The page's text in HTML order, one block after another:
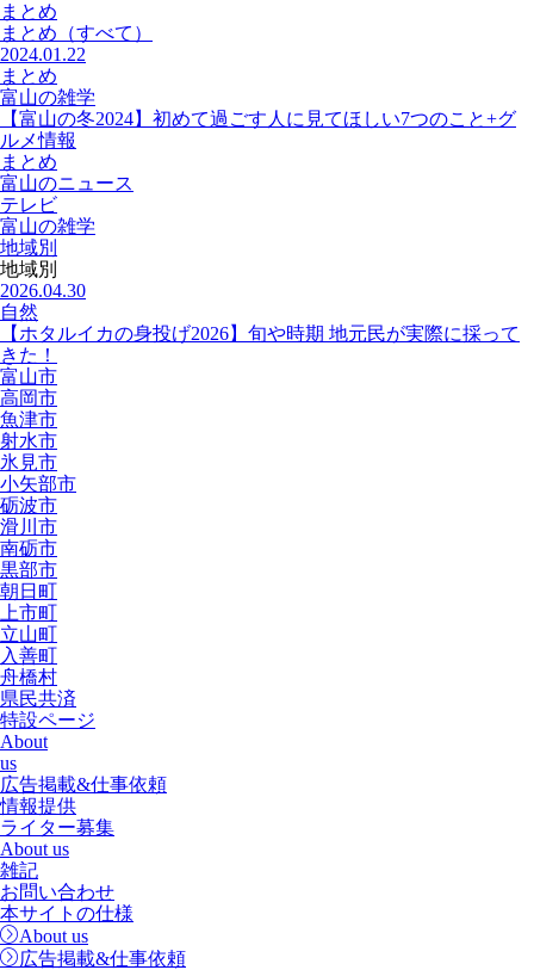
まとめ
まとめ （すべて）
2024.01.22
まとめ
富山の雑学
【富山の冬2024】初めて過ごす人に見てほしい7つのこと+グ
ルメ情報
まとめ
富山のニュース
テレビ
富山の雑学
地域別
地域別
2026.04.30
自然
【ホタルイカの身投げ2026】旬や時期 地元民が実際に採って
きた！
富山市
高岡市
魚津市
射水市
氷見市
小矢部市
砺波市
滑川市
南砺市
黒部市
朝日町
上市町
立山町
入善町
舟橋村
県民共済
特設ページ
About
us
広告掲載&仕事依頼
情報提供
ライター募集
About us
雑記
お問い合わせ
本サイトの仕様
About us
広告掲載&仕事依頼